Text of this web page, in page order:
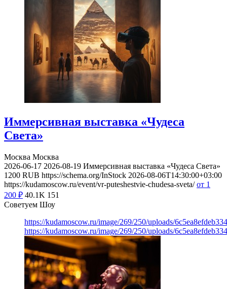
Иммерсивная выставка «Чудеса
Света»
Москва Москва
2026-06-17 2026-08-19 Иммерсивная выставка «Чудеса Света»
1200 RUB https://schema.org/InStock 2026-08-06T14:30:00+03:00
https://kudamoscow.ru/event/vr-puteshestvie-chudesa-sveta/ от 1
200 ₽ 40.1K 151
Советуем Шоу
https://kudamoscow.ru/image/269/250/uploads/
https://kudamoscow.ru/image/269/250/uploads/